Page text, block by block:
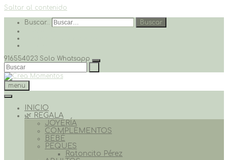
Saltar al contenido
Buscar…
Buscar
916554023 Solo Whatsapp
menu
INICIO
🌿 REGALA
JOYERÍA
COMPLEMENTOS
BEBÉ
PEQUES
Ratoncito Pérez